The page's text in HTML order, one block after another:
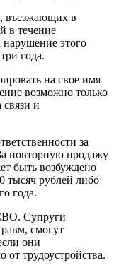
въезжающих в
в течение
нарушение этого
года.
на свое имя
возможно только
и
за
повторную продажу
быть возбуждено
тысяч рублей либо
года.
Супруги
смогут
они
от трудоустройства.